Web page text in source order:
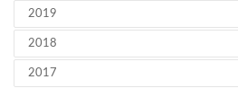
2019
2018
2017